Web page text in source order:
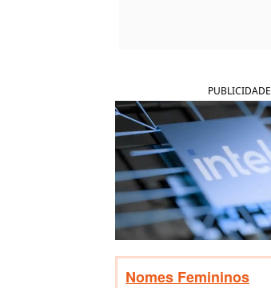
PUBLICIDADE
Nomes Femininos